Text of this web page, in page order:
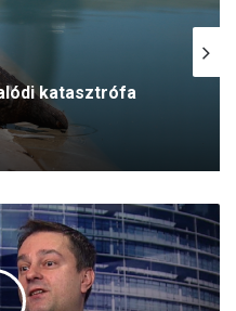
azokat is
kiválasztják
katasztrófa